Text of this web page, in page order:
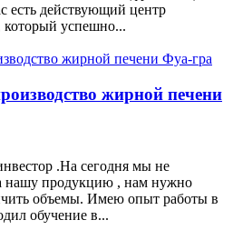
есть действующий центр
который успешно...
жирной печени
.На сегодня мы не
нашу продукцию , нам нужно
объемы. Имею опыт работы в
обучение в...